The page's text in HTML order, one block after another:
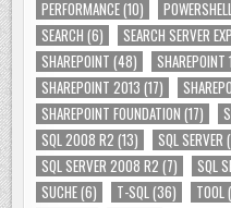
PERFORMANCE(10) POWERSHELL
SEARCH (6) SEARCH SERVER
SHAREPOINT (48) SHAREPOINT
SHAREPOINT 2013 (17)
SHAREPOINT FOUNDATION (17)
SQL 2008 R2 (13) SQL SERVER
SQL SERVER 2008 R2 (7) SQL
SUCHE(6) T-SQL (36) TOOL